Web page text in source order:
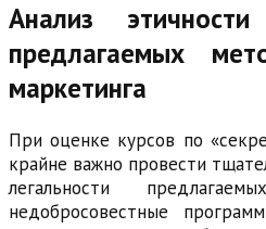
Анализ
предлагаемых
маркетинга
При оценке курсов по
крайне важно провести
легальности
недобросовестные